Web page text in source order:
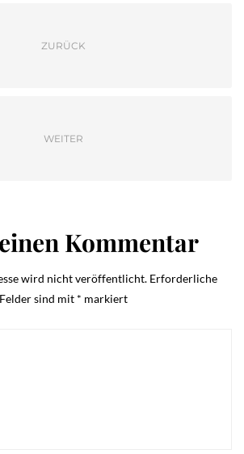
ZURÜCK
WEITER
Kommentar
wird nicht veröffentlicht. Erforderliche
Felder sind mit * markiert